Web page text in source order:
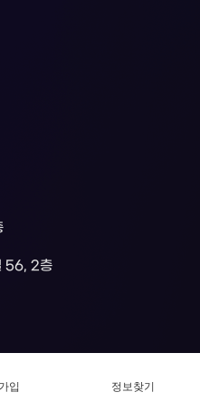
56, 2층
입 정보찾기